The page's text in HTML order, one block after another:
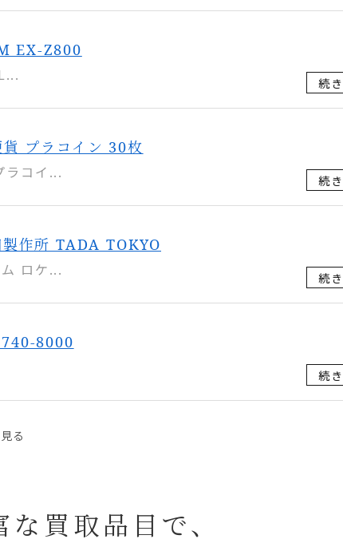
EX-Z800
続
プラコイン 30枚
ラコイ...
続
作所 TADA TOKYO
ロケ...
続
8000
続
る
買取品目で、